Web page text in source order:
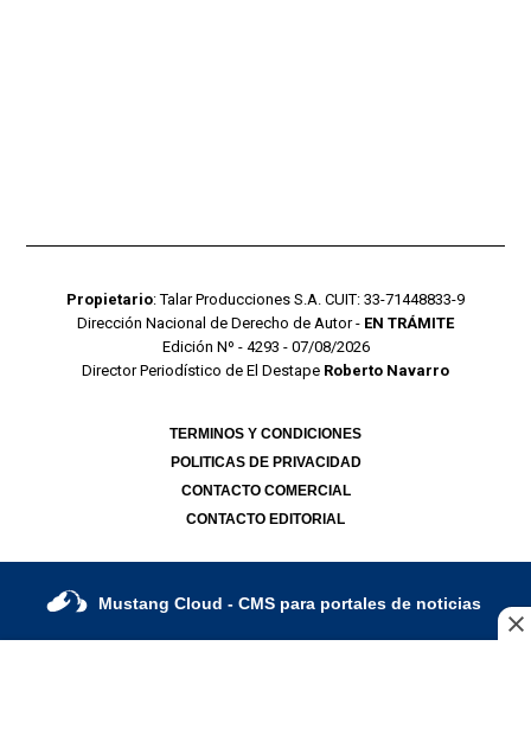
Propietario: Talar Producciones S.A. CUIT: 33-71448833-9
Dirección Nacional de Derecho de Autor - EN TRÁMITE
Edición Nº - 4293 - 07/08/2026
Director Periodístico de El Destape Roberto Navarro
TERMINOS Y CONDICIONES
POLITICAS DE PRIVACIDAD
CONTACTO COMERCIAL
CONTACTO EDITORIAL
Mustang Cloud - CMS para portales de noticias